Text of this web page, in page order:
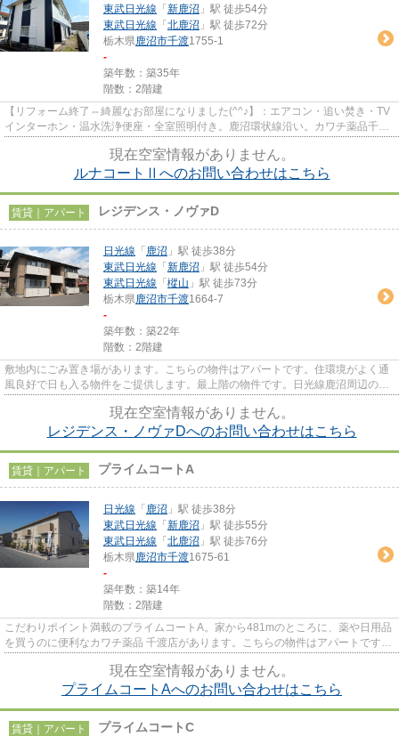
東武日光線 「 新鹿沼 」駅 徒歩54分
東武日光線 「 北鹿沼 」駅 徒歩72分
栃木県鹿沼市千渡1755-1
-
築年数：築35年
階数：2階建
【リフォーム終了⇔綺麗なお部屋になりました(^^♪】：エアコン・追い焚き・TV
インターホン・温水洗浄便座・全室照明付き。鹿沼環状線沿い。カワチ薬品千渡
現在空室情報がありません。
ルナコートⅡへのお問い合わせはこちら
賃貸｜アパート レジデンス・ノヴァD
日光線 「 鹿沼 」駅 徒歩38分
東武日光線 「 新鹿沼 」駅 徒歩54分
東武日光線 「 樅山 」駅 徒歩73分
栃木県鹿沼市千渡1664-7
-
築年数：築22年
階数：2階建
敷地内にごみ置き場があります。こちらの物件はアパートです。住環境がよく通
風良好で日も入る物件をご提供します。最上階の物件です。日光線鹿沼周辺の賃
現在空室情報がありません。
レジデンス・ノヴァDへのお問い合わせはこちら
賃貸｜アパート プライムコートA
日光線 「 鹿沼 」駅 徒歩38分
東武日光線 「 新鹿沼 」駅 徒歩55分
東武日光線 「 北鹿沼 」駅 徒歩76分
栃木県鹿沼市千渡1675-61
-
築年数：築14年
階数：2階建
こだわりポイント満載のプライムコートA。家から481mのところに、薬や日用品
を買うのに便利なカワチ薬品 千渡店があります。こちらの物件はアパートです。
現在空室情報がありません。
プライムコートAへのお問い合わせはこちら
賃貸｜アパート プライムコートC